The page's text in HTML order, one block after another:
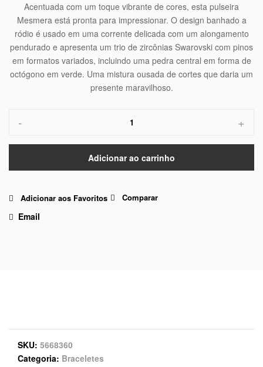
Acentuada com um toque vibrante de cores, esta pulseira
Mesmera está pronta para impressionar. O design banhado a
ródio é usado em uma corrente delicada com um alongamento
pendurado e apresenta um trio de zircônias Swarovski com pinos
em formatos variados, incluindo uma pedra central em forma de
octógono em verde. Uma mistura ousada de cortes que daria um
presente maravilhoso.
- +
Adicionar ao carrinho
Adicionar aos Favoritos Comparar
Email
SKU 5668360
Categoria Braceletes